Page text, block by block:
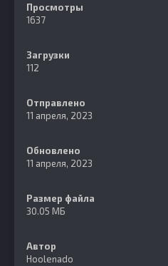
Просмотры
1637
Загрузки
112
Отправлено
11 апреля, 2023
Обновлено
11 апреля, 2023
Размер файла
30.05 МБ
Автор
Hoolenado